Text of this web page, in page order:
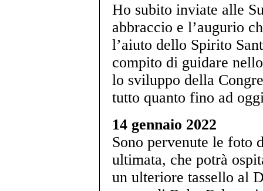
Ho subito inviate alle
abbraccio e l’augurio
l’aiuto dello Spirito
compito di guidare
lo sviluppo della
tutto quanto fino ad
14 gennaio 2022
Sono pervenute le foto
ultimata, che potrà
un ulteriore tassello al